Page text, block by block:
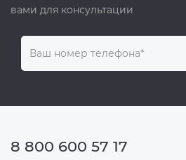
вами для консультации
8 800 600 57 17